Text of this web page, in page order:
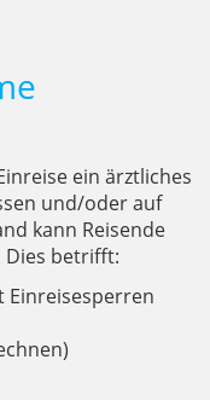
ein ärztliches
und/oder auf
kann Reisende
Dies betrifft:
Einreisesperren